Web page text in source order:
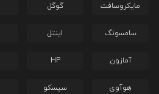
مایکروسافت گوگل
سامسونگ اینتل
آمازون HP
هوآوی سیسکو